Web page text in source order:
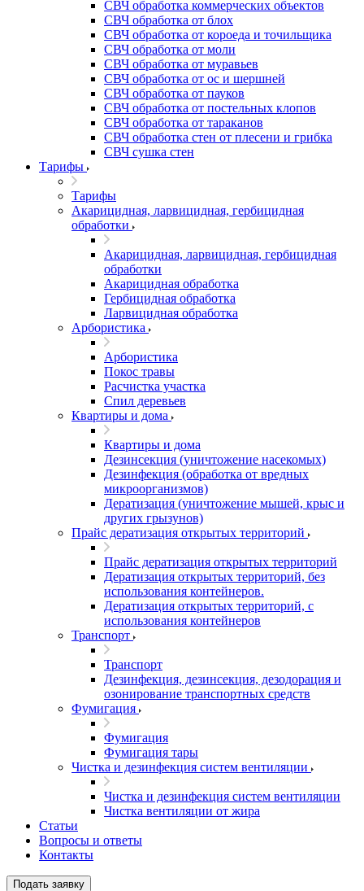
СВЧ обработка коммерческих объектов
СВЧ обработка от блох
СВЧ обработка от короеда и точильщика
СВЧ обработка от моли
СВЧ обработка от муравьев
СВЧ обработка от ос и шершней
СВЧ обработка от пауков
СВЧ обработка от постельных клопов
СВЧ обработка от тараканов
СВЧ обработка стен от плесени и грибка
СВЧ сушка стен
Тарифы
Тарифы
Акарицидная, ларвицидная, гербицидная
обработки
Акарицидная, ларвицидная, гербицидная
обработки
Акарицидная обработка
Гербицидная обработка
Ларвицидная обработка
Арбористика
Арбористика
Покос травы
Расчистка участка
Спил деревьев
Квартиры и дома
Квартиры и дома
Дезинсекция (уничтожение насекомых)
Дезинфекция (обработка от вредных
микроорганизмов)
Дератизация (уничтожение мышей, крыс и
других грызунов)
Прайс дератизация открытых территорий
Прайс дератизация открытых территорий
Дератизация открытых территорий, без
использования контейнеров.
Дератизация открытых территорий, с
использования контейнеров
Транспорт
Транспорт
Дезинфекция, дезинсекция, дезодорация и
озонирование транспортных средств
Фумигация
Фумигация
Фумигация тары
Чистка и дезинфекция систем вентиляции
Чистка и дезинфекция систем вентиляции
Чистка вентиляции от жира
Статьи
Вопросы и ответы
Контакты
Подать заявку